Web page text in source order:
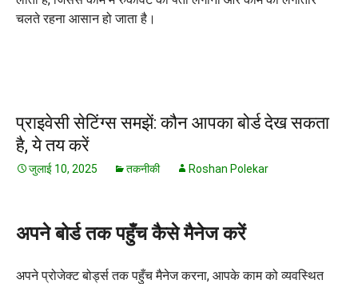
चलते रहना आसान हो जाता है।
प्राइवेसी सेटिंग्स समझें: कौन आपका बोर्ड देख सकता
है, ये तय करें
जुलाई 10, 2025 तकनीकी Roshan Polekar
अपने बोर्ड तक पहुँच कैसे मैनेज करें
अपने प्रोजेक्ट बोर्ड्स तक पहुँच मैनेज करना, आपके काम को व्यवस्थित